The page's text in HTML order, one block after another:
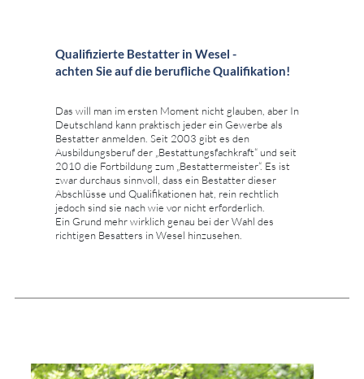
Qualifizierte Bestatter in Wesel -
achten Sie auf die berufliche Qualifikation!
Das will man im ersten Moment nicht glauben, aber In
Deutschland kann praktisch jeder ein Gewerbe als
Bestatter anmelden. Seit 2003 gibt es den
Ausbildungsberuf der „Bestattungsfachkraft“ und seit
2010 die Fortbildung zum „Bestattermeister“. Es ist
zwar durchaus sinnvoll, dass ein Bestatter dieser
Abschlüsse und Qualifikationen hat, rein rechtlich
jedoch sind sie nach wie vor nicht erforderlich.
Ein Grund mehr wirklich genau bei der Wahl des
richtigen Besatters in Wesel hinzusehen.